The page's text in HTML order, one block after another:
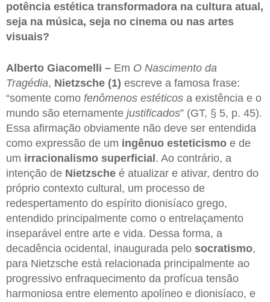
potência estética transformadora na cultura atual,
seja na música, seja no cinema ou nas artes
visuais?
Alberto Giacomelli – Em O Nascimento da
Tragédia, Nietzsche (1) escreve a famosa frase:
“somente como fenômenos estéticos a existência e o
mundo são eternamente justificados” (GT, § 5, p. 45).
Essa afirmação obviamente não deve ser entendida
como expressão de um ingênuo esteticismo e de
um irracionalismo superficial . Ao contrário, a
intenção de Nietzsche é atualizar e ativar, dentro do
próprio contexto cultural, um processo de
redespertamento do espírito dionisíaco grego,
entendido principalmente como o entrelaçamento
inseparável entre arte e vida. Dessa forma, a
decadência ocidental, inaugurada pelo socratismo,
para Nietzsche está relacionada principalmente ao
progressivo enfraquecimento da profícua tensão
harmoniosa entre elemento apolíneo e dionisíaco, e